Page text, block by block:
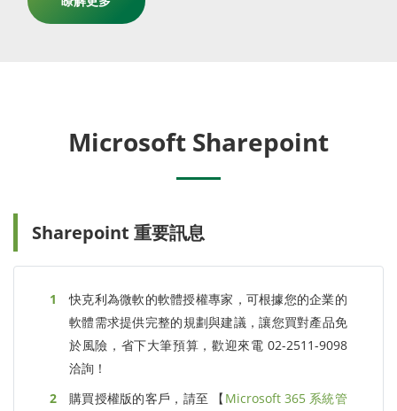
Microsoft Sharepoint
Sharepoint 重要訊息
快克利為微軟的軟體授權專家，可根據您的企業的
軟體需求提供完整的規劃與建議，讓您買對產品免
於風險，省下大筆預算，歡迎來電 02-2511-9098
洽詢！
購買授權版的客戶，請至 【 Microsoft 365 系統管